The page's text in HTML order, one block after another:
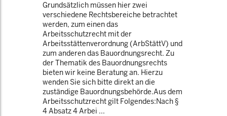
Grundsätzlich müssen hier zwei
verschiedene Rechtsbereiche betrachtet
werden, zum einen das
Arbeitsschutzrecht mit der
Arbeitsstättenverordnung (ArbStättV) und
zum anderen das Bauordnungsrecht. Zu
der Thematik des Bauordnungsrechts
bieten wir keine Beratung an. Hierzu
wenden Sie sich bitte direkt an die
zuständige Bauordnungsbehörde.Aus dem
Arbeitsschutzrecht gilt Folgendes:Nach §
4 Absatz 4 Arbei ...